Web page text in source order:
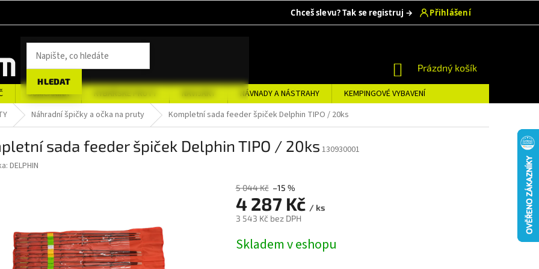
HLEDAT
NÁKUPNÍ
KOŠÍK
Prázdný košík
SUMCAŘINA RYBÁŘSKÉ PRUTY NAVIJÁKY NÁVNADY A NÁSTRAHY
KEMPINGOVÉ VYBAVENÍ
Náhradní špičky a očka na pruty Kompletní sada feeder špiček Delphin TIPO / 20ks
sada feeder špiček Delphin TIPO / 20ks 130930001
DELPHIN
5 044 Kč –15 %
4 287 Kč / ks
3 543 Kč bez DPH
cena:
Skladem v eshopu